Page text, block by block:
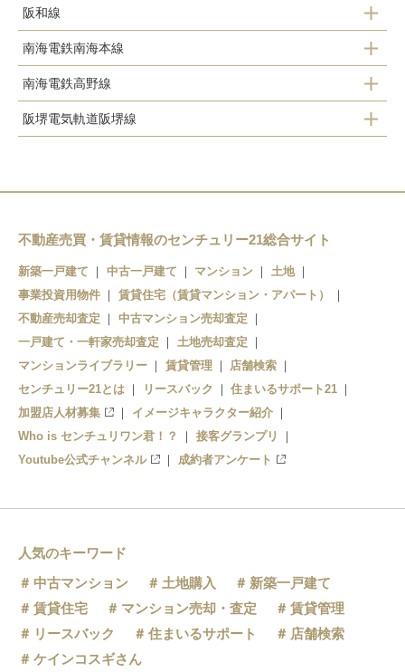
阪和線
浅香駅
堺市駅
三国ケ丘駅
南海電鉄南海本線
七道駅
堺駅
南海電鉄高野線
浅香山駅
百舌鳥八幡駅
阪堺電気軌道阪堺線
高須神社駅
綾ノ町駅
神明町駅
妙国寺前駅
花田口駅
大小路駅
宿院駅
寺地町駅
御陵前駅
東湊駅
不動産売買・賃貸情報のセンチュリー21総合サイト
新築一戸建て 中古一戸建て マンション
土地
事業投資用物件
賃貸住宅（賃貸マンション・アパート）
不動産売却査定
中古マンション売却査定
一戸建て・一軒家売却査定
土地売却査定
マンションライブラリー
賃貸管理
店舗検索
センチュリー21とは
リースバック
住まいるサポート21
加盟店人材募集
イメージキャラクター紹介
Who is センチュリワン君！？
接客グランプリ
Youtube公式チャンネル
成約者アンケート
人気のキーワード
中古マンション
土地購入
新築一戸建て
賃貸住宅
マンション売却・査定
賃貸管理
リースバック
住まいるサポート
店舗検索
ケインコスギさん